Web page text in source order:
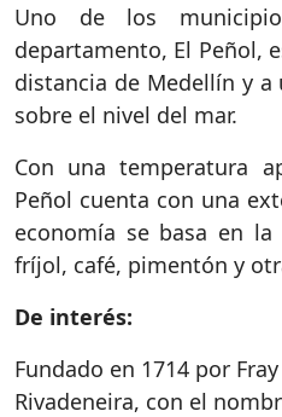
Uno de los
departamento, El Peñol,
distancia de Medellín y
sobre el nivel del mar.
Con una temperatura
Peñol cuenta con una
economía se basa en
fríjol, café, pimentón y
De interés:
Fundado en 1714 por
Rivadeneira, con el